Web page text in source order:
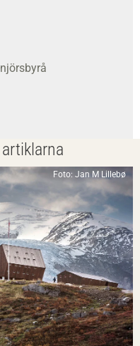
Foto: Jan M Lillebø